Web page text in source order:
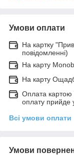
Умови оплати
На картку
повідомленні)
На карту
На карту
Оплата картою
оплату прийде
Всі умови оплати
Умови